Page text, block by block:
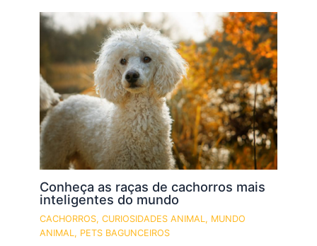
Conheça as raças de cachorros mais
inteligentes do mundo
CACHORROS,CURIOSIDADES ANIMAL, MUNDO
ANIMAL, PETS BAGUNCEIROS